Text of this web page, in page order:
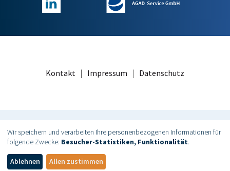
Kontakt | Impressum | Datenschutz
© AGAD – Arbeitgeberverband Großhandel, Außenhandel,
Dienstleistungen e.V.
Wir speichern und verarbeiten Ihre personenbezogenen Informationen für
folgende Zwecke: Besucher-Statistiken, Funktionalität.
Ablehnen Allen zustimmen